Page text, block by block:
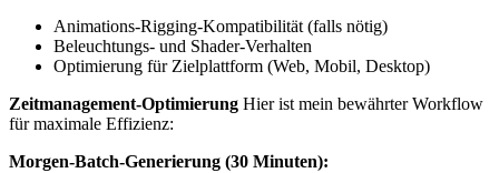
Animations-Rigging-Kompatibilität (falls nötig)
Beleuchtungs- und Shader-Verhalten
Optimierung für Zielplattform (Web, Mobil, Desktop)
Zeitmanagement-Optimierung Hier ist mein bewährter Workflow
für maximale Effizienz:
Morgen-Batch-Generierung (30 Minuten):